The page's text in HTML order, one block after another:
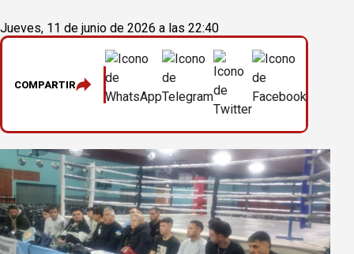
Jueves, 11 de junio de 2026 a las 22:40
COMPARTIR